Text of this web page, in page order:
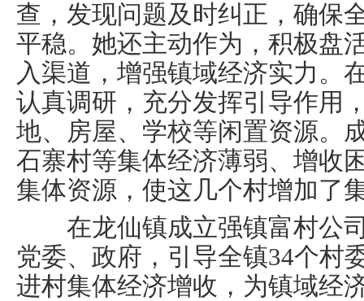
查，发现问题及时纠正，确保
平稳。她还主动作为，积极盘
入渠道，增强镇域经济实力。
认真调研，充分发挥引导作用
地、房屋、学校等闲置资源。
石寨村等集体经济薄弱、增收
集体资源，使这几个村增加了
在龙仙镇成立强镇富村公司
党委、政府，引导全镇34个村
进村集体经济增收，为镇域经